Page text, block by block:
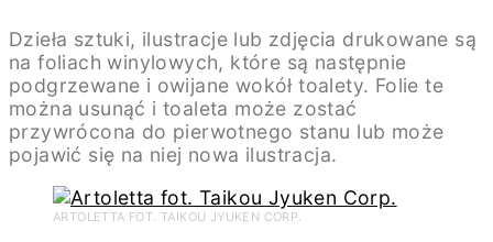
Dzieła sztuki, ilustracje lub zdjęcia drukowane są
na foliach winylowych, które są następnie
podgrzewane i owijane wokół toalety. Folie te
można usunąć i toaleta może zostać
przywrócona do pierwotnego stanu lub może
pojawić się na niej nowa ilustracja.
ARTOLETTA FOT. TAIKOU JYUKEN CORP.